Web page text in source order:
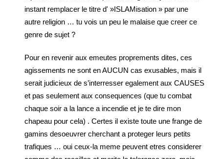
instant remplacer le titre d' »ISLAMisation » par une
autre religion … tu vois un peu le malaise que creer ce
genre de sujet ?
Pour en revenir aux emeutes proprements dites, ces
agissements ne sont en AUCUN cas exusables, mais il
serait judicieux de s’interresser egalement aux CAUSES
et pas seulement aux consequences (que tu combat
chaque soir a la lance a incendie et je te dire mon
chapeau pour cela) . Certes il existe toute une frange de
gamins desoeuvrer cherchant a proteger leurs petits
trafiques … oui ceux-la meme peuvent etres considerer